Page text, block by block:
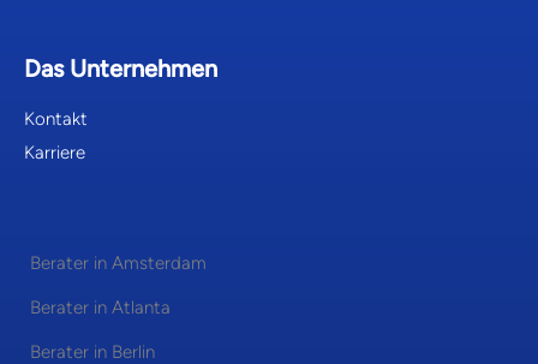
Das Unternehmen
Kontakt
Karriere
Berater in Amsterdam
Berater in Atlanta
Berater in Berlin